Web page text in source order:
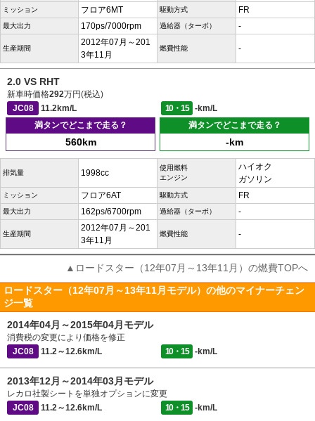
ミッション フロア6MT 駆動方式 FR
最大出力 170ps/7000rpm 過給器（ターボ） -
生産期間
2012年07月～201
3年11月
燃費性能 -
2.0 VS RHT
新車時価格292万円(税込)
JC08
11.2km/L 10・15
-km/L
満タンでどこまで走る？
560km
満タンでどこまで走る？
-km
排気量 1998cc
使用燃料
エンジン
ハイオク
ガソリン
ミッション フロア6AT 駆動方式 FR
最大出力 162ps/6700rpm 過給器（ターボ） -
生産期間
2012年07月～201
3年11月
燃費性能 -
▲ロードスター（12年07月～13年11月）の燃費TOPへ
ロードスター（12年07月～13年11月モデル）の他のマイナーチェン
ジ一覧
2014年04月～2015年04月モデル
消費税の変更により価格を修正
JC08
11.2～12.6km/L 10・15 -km/L
2013年12月～2014年03月モデル
レカロ社製シートを単独オプションに変更
JC08
11.2～12.6km/L 10・15 -km/L